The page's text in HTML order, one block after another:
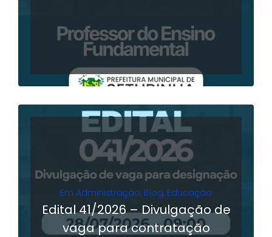
Em Administração, Blog, Educação
Edital 41/2026 – Divulgação de
vaga para contratação